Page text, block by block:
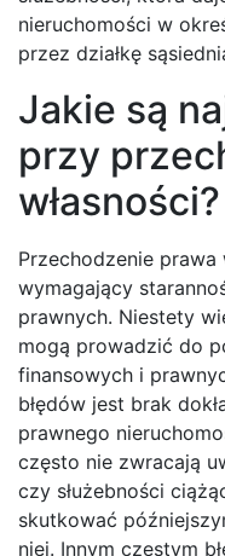
nieruchomości w
przez działkę
Jakie są
przy
własności?
Przechodzenie prawa
wymagający
prawnych. Niestety
mogą prowadzić do
finansowych i
błędów jest brak
prawnego
często nie zwracają
czy służebności
skutkować
niej. Innym częstym